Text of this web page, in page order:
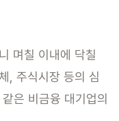
며칠 이내에 닥칠
, 주식시장 등의 심
은 비금융 대기업의